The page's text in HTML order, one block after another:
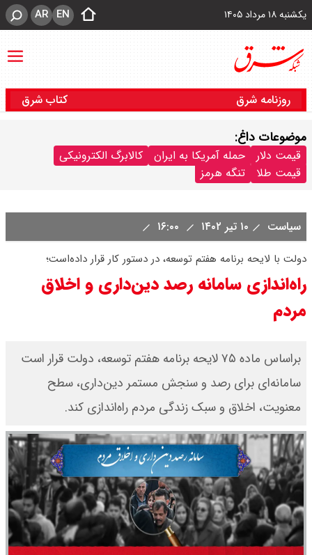
یکشنبه ۱۸ مرداد ۱۴۰۵ EN
AR
روزنامه شرق کتاب شرق
موضوعات داغ:
قیمت دلار حمله آمریکا به ایران
کالابرگ الکترونیکی
قیمت طلا
تنگه هرمز
سیاست ۱۰ تیر ۱۴۰۲
دولت با لایحه برنامه هفتم توسعه، در دستور کار قرار داده‌است؛
راه‌اندازی سامانه رصد دین‌داری و اخلاق
مردم
براساس ماده ۷۵ لایحه برنامه هفتم توسعه، دولت قرار است
سامانه‌ای برای رصد و سنجش مستمر دین‌داری، سطح
معنویت، اخلاق و سبک زندگی مردم راه‌اندازی کند.